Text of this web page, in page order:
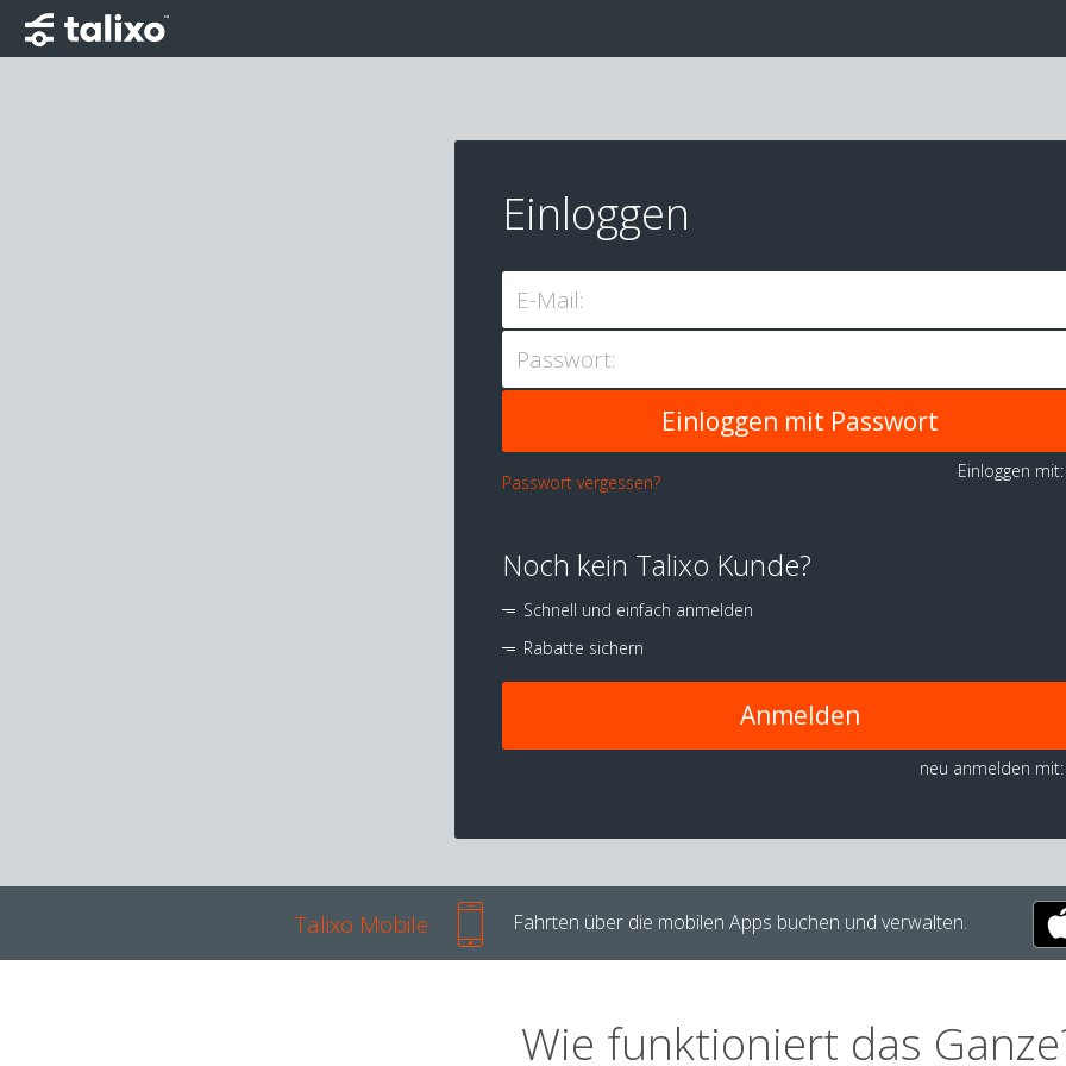
Einloggen
E-Mail:
Passwort:
Passwort vergessen?
Einloggen
Noch kein Talixo Kunde?
Schnell und einfach anmelden
Rabatte sichern
Anmelden
neu anmelden mit:
Talixo Mobile Fahrten über die mobilen Apps buchen und verwalten.
Wie funktioniert das